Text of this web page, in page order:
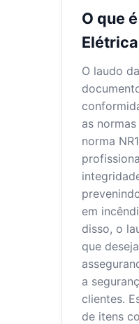
O que
O laudo
as
norma
em
disso, o
que
a
clientes.
de itens